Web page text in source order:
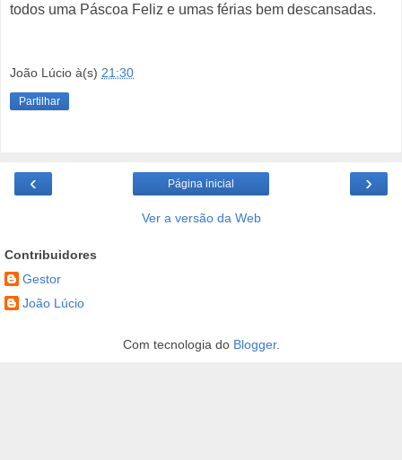
todos uma Páscoa Feliz e umas férias bem descansadas.
João Lúcio à(s) 21:30
Partilhar
‹ ›
Página inicial
Ver a versão da Web
Contribuidores
Gestor
João Lúcio
Com tecnologia do Blogger.